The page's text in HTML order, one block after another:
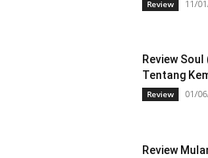
Review 11/
Review
Tentang
Review 01/
Review